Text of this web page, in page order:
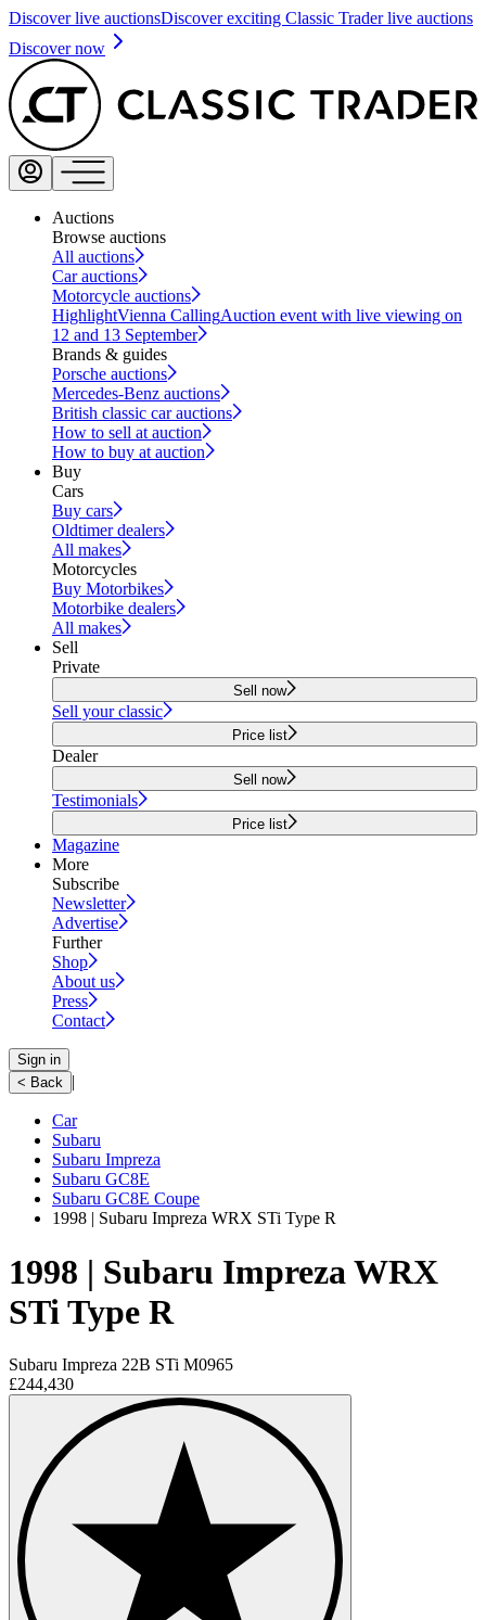
Discover live auctionsDiscover exciting Classic Trader live auctions
Discover now
Auctions
Browse auctions
All auctions
Car auctions
Motorcycle auctions
HighlightVienna CallingAuction event with live viewing on
12 and 13 September
Brands & guides
Porsche auctions
Mercedes-Benz auctions
British classic car auctions
How to sell at auction
How to buy at auction
Buy
Cars
Buy cars
Oldtimer dealers
All makes
Motorcycles
Buy Motorbikes
Motorbike dealers
All makes
Sell
Private
Sell now
Sell your classic
Price list
Dealer
Sell now
Testimonials
Price list
Magazine
More
Subscribe
Newsletter
Advertise
Further
Shop
About us
Press
Contact
Sign in
< Back |
Car
Subaru
Subaru Impreza
Subaru GC8E
Subaru GC8E Coupe
1998 | Subaru Impreza WRX STi Type R
1998 | Subaru Impreza WRX
STi Type R
Subaru Impreza 22B STi M0965
£244,430